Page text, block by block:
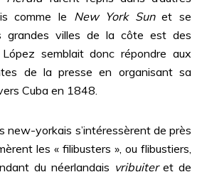
comme le New York Sunet se
grandes villes de la côte est des
semblait donc répondre aux
de la presse en organisant sa
Cuba en 1848.
yorkais s’intéressèrent de près
les « filibusters », ou flibustiers,
du néerlandais vribuiteret de